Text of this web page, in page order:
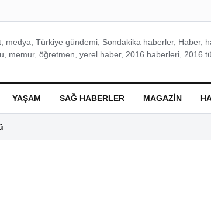
medya, Türkiye gündemi, Sondakika haberler, Haber,
memur, öğretmen, yerel haber, 2016 haberleri, 2016
YAŞAM SAĞ HABERLER MAGAZIN